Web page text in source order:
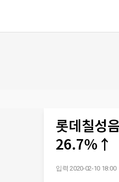
롯데칠성
26.7%↑
입력 2020-02-10 18:00